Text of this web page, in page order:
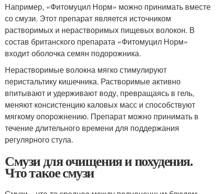
Например, «Фитомуцил Норм» можно принимать вместе
со смузи. Этот препарат является источником
растворимых и нерастворимых пищевых волокон. В
состав британского препарата «Фитомуцил Норм»
входит оболочка семян подорожника.
Нерастворимые волокна мягко стимулируют
перистальтику кишечника. Растворимые активно
впитывают и удерживают воду, превращаясь в гель,
меняют консистенцию каловых масс и способствуют
мягкому опорожнению. Препарат можно принимать в
течение длительного времени для поддержания
регулярного стула.
Смузи для очищения и похудения.
Что такое смузи